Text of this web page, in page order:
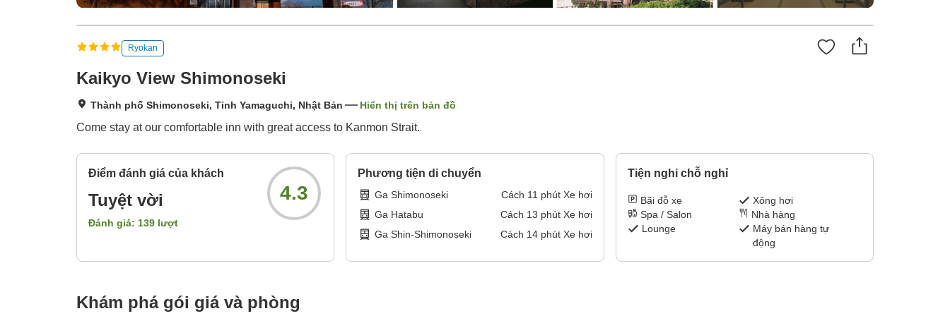
Ryokan
Kaikyo View Shimonoseki
Thành phố Shimonoseki, Tỉnh Yamaguchi, Nhật Bản Hiển thị trên bản đồ
Come stay at our comfortable inn with great access to Kanmon Strait.
Điểm đánh giá của khách
Tuyệt vời
Đánh giá: 139 lượt
4.3
Phương tiện di chuyển
Ga Shimonoseki Cách 11 phút Xe hơi
Ga Hatabu
Cách 13 phút Xe hơi
Ga Shin-Shimonoseki
Cách 14phút Xe hơi
Tiện nghi chỗ nghỉ
Bãi đỗ xe
Xông hơi
Spa / Salon
Nhà hàng
Lounge
Máy bán hàng tự
động
Khám phá gói giá và phòng